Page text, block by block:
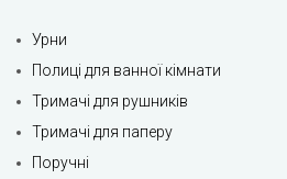
Урни
Полиці для ванної кімнати
Тримачі для рушників
Тримачі для паперу
Поручні